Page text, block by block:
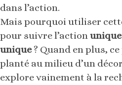
dans l’action.
Mais pourquoi utiliser
pour suivre l’actionunique
unique? Quand en plus,
planté au milieu d’un
explore vainement à la